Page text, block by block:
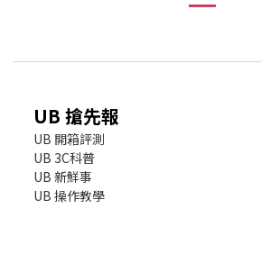
UB 搶先報
UB 開箱評測
UB 3C科普
UB 新鮮事
UB 操作教學